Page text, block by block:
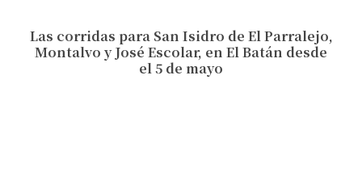
Las corridas para San Isidro de El Parralejo,
Montalvo y José Escolar, en El Batán desde
el 5 de mayo